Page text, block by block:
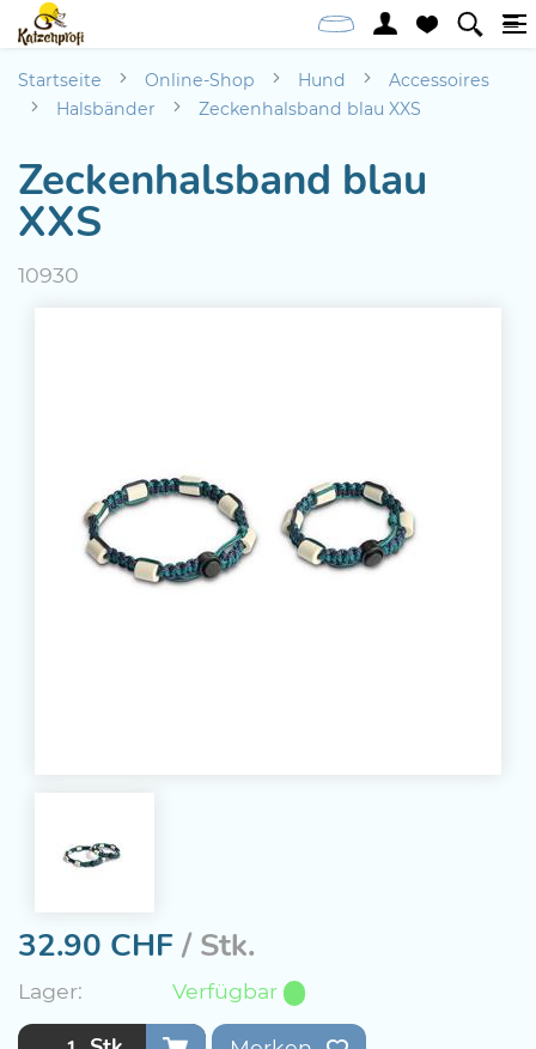
Startseite Online-Shop Hund
Accessoires
Halsbänder
Zeckenhalsband blau XXS
Zeckenhalsband blau
XXS
10930
32.90 CHF/ Stk.
Lager: Verfügbar